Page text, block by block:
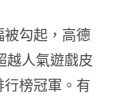
勾起，高德
越人氣遊戲皮
榜冠軍。有